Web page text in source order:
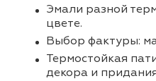
Эмали разной
цвете.
Выбор фактуры:
Термостойкая
декора и